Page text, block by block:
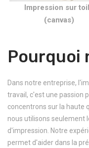
Impression sur
(canvas)
Pourquoi
Dans notre entreprise,
travail, c'est une passion
concentrons sur la haute
nous utilisons seulement
d'impression. Notre
permet d'aider dans la